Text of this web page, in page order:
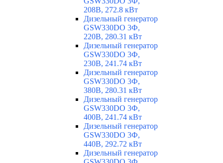
208В, 272.8 кВт
Дизельный генератор
GSW330DO 3Ф,
220В, 280.31 кВт
Дизельный генератор
GSW330DO 3Ф,
230В, 241.74 кВт
Дизельный генератор
GSW330DO 3Ф,
380В, 280.31 кВт
Дизельный генератор
GSW330DO 3Ф,
400В, 241.74 кВт
Дизельный генератор
GSW330DO 3Ф,
440В, 292.72 кВт
Дизельный генератор